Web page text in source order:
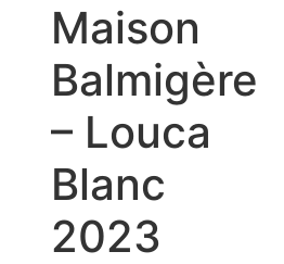
Maison
Balmigère
– Louca
Blanc
2023